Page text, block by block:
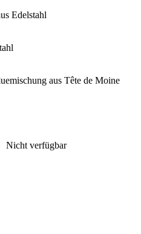
Edelstahl
aus Tête de Moine
Nicht verfügbar